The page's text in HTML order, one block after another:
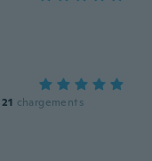
21 chargements